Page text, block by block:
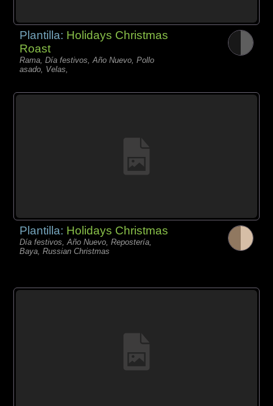
Plantilla: Holidays Christmas
Roast
Rama, Día festivos, Año Nuevo, Pollo
asado, Velas,
Plantilla: Holidays Christmas
Día festivos, Año Nuevo, Repostería,
Baya, Russian Christmas